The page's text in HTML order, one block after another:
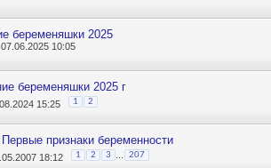
беременяшки 2025
, 07.06.2025 10:05
беременяшки 2025 г
15:25 1 2
Первые признаки беременности
18:12 1 2 3 207